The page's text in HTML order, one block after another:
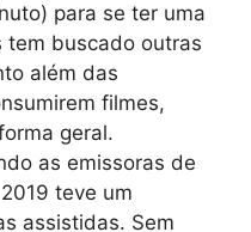
para se ter uma
tem buscado outras
além das
filmes,
geral.
as emissoras de
teve um
assistidas. Sem